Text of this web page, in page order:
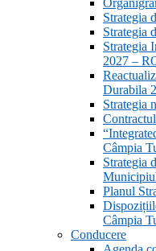
Strategia
Strategia
Strategia
2027 –
Durabila
Strategia
Câmpia
Strategia
Planul
Câmpia
Conducere